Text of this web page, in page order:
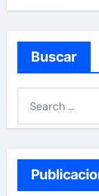
Buscar
h